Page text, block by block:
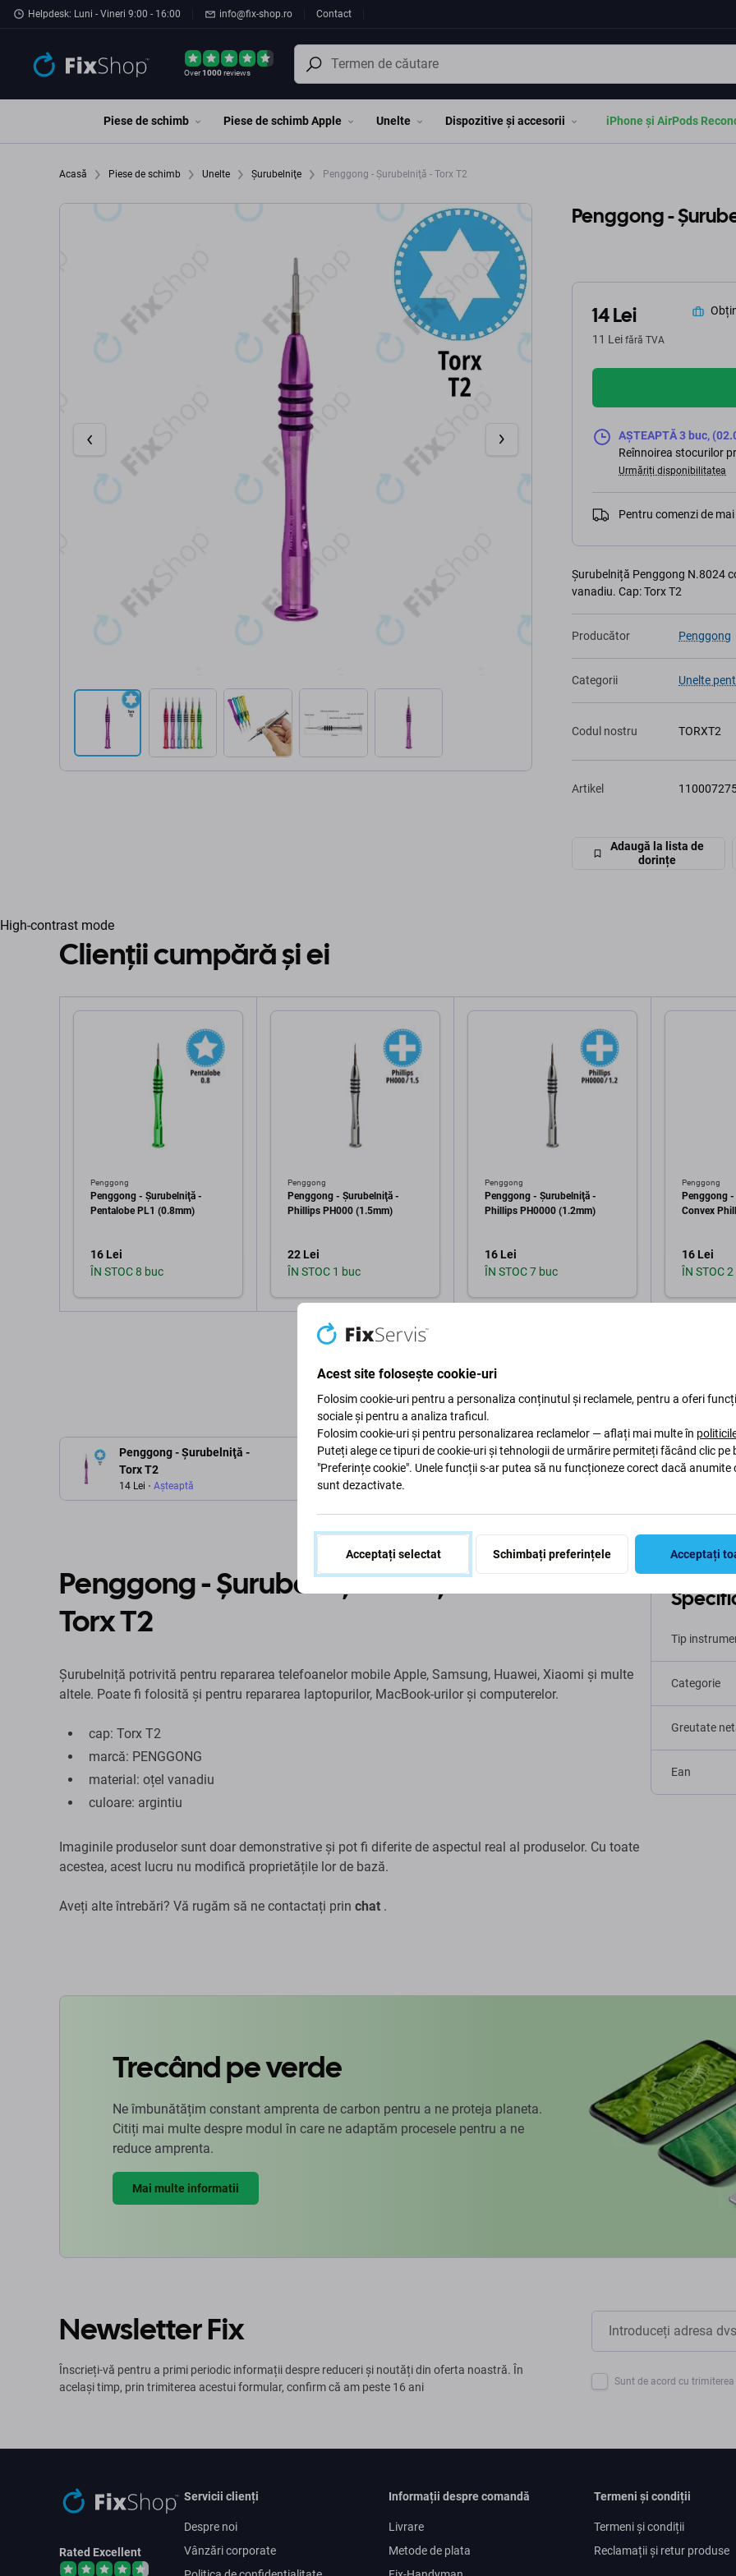
Preskočiť na hlavný obsah
Helpdesk: Luni - Vineri 9:00 - 16:00 info@fix-shop.ro Contact
Over1000reviews
Piese de schimb Piese de schimb Apple Unelte Dispozitive și accesorii iPhone și AirPods
Acasă Piese de schimb Unelte Şurubelniţe Penggong - Şurubelniţă - Torx T2
Penggong -
14 Lei
11 Lei fără TVA
AȘTEAPTĂ 3 buc,
Reînnoirea stocurilor
Urmăriți disponibilitatea
Pentru comenzi de
Șurubelniță Penggong N.8024
vanadiu. Cap: Torx T2
Producător Penggong
Categorii Unelte
Codul nostru TORXT2
Artikel
Adaugă la lista de
dorințe
High-contrast mode
Clienții cumpără și ei
Penggong
Penggong - Şurubelniţă -
Pentalobe PL1 (0.8mm)
16 Lei
ÎN STOC 8 buc
Adaugă în coș
Penggong
Penggong - Şurubelniţă -
Phillips PH000 (1.5mm)
22 Lei
ÎN STOC 1 buc
Penggong
Penggong - Şurubelniţă -
Phillips PH0000 (1.2mm)
16 Lei
ÎN STOC 7 buc
Penggong
Penggong
Convex
16 Lei
ÎN STOC
Penggong - Şurubelniţă -
Torx T2
14 Lei Așteaptă
Descriere și specificații Livrare și retururi
Penggong - Șurubelniță din oțel vanadiu -
Torx T2
Șurubelniță potrivită pentru repararea telefoanelor mobile Apple, Samsung, Huawei, Xiaomi și multe
altele. Poate fi folosită și pentru repararea laptopurilor, MacBook-urilor și computerelor.
cap: Torx T2
marcă: PENGGONG
material: oțel vanadiu
culoare: argintiu
Imaginile produselor sunt doar demonstrative și pot fi diferite de aspectul real al produselor. Cu toate
acestea, acest lucru nu modifică proprietățile lor de bază.
Aveți alte întrebări? Vă rugăm să ne contactați prin chat .
Tip
Categorie
Greutate
Ean
Trecând pe verde
Ne îmbunătățim constant amprenta de carbon pentru a ne proteja planeta.
Citiți mai multe despre modul în care ne adaptăm procesele pentru a ne
reduce amprenta.
Mai multe informatii
Newsletter Fix
Înscrieți-vă pentru a primi periodic informații despre reduceri și noutăți din oferta noastră. În
același timp, prin trimiterea acestui formular, confirm că am peste 16 ani
Sunt de acord cu
Rated Excellent
Servicii clienți
Despre noi
Vânzări corporate
Informații despre comandă
Livrare
Metode de plata
Termeni și condiții
Termeni și condiții
Reclamații și retur produse
Acest site folosește cookie-uri
Folosim cookie-uri pentru a personaliza conținutul și reclamele, pentru a oferi
sociale și pentru a analiza traficul.
Folosim cookie-uri și pentru personalizarea reclamelor — aflați mai multe în
Puteți alege ce tipuri de cookie-uri și tehnologii de urmărire permiteți făcând clic pe
"Preferințe cookie". Unele funcții s-ar putea să nu funcționeze corect dacă anumite
sunt dezactivate.
Acceptați selectat Schimbați preferințele Acceptați